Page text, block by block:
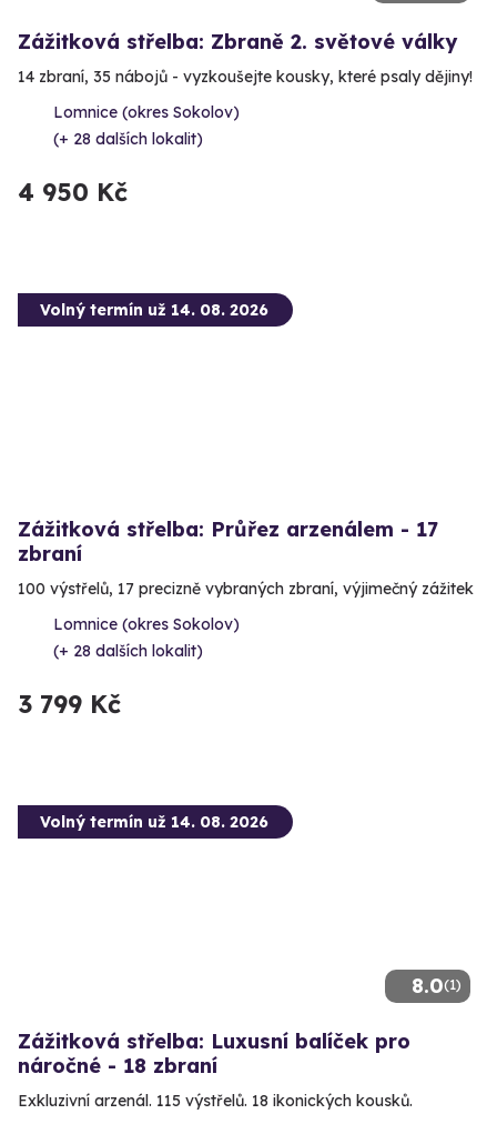
Zážitková střelba: Zbraně 2. světové války
14 zbraní, 35 nábojů - vyzkoušejte kousky, které psaly dějiny!
Lomnice (okres Sokolov)
(+ 28 dalších lokalit)
4 950 Kč
Volný termín už 14. 08. 2026
Zážitková střelba: Průřez arzenálem - 17
zbraní
100 výstřelů, 17 precizně vybraných zbraní, výjimečný zážitek
Lomnice (okres Sokolov)
(+ 28 dalších lokalit)
3 799 Kč
8.0(1)
Volný termín už 14. 08. 2026
Zážitková střelba: Luxusní balíček pro
náročné - 18 zbraní
Exkluzivní arzenál. 115 výstřelů. 18 ikonických kousků.